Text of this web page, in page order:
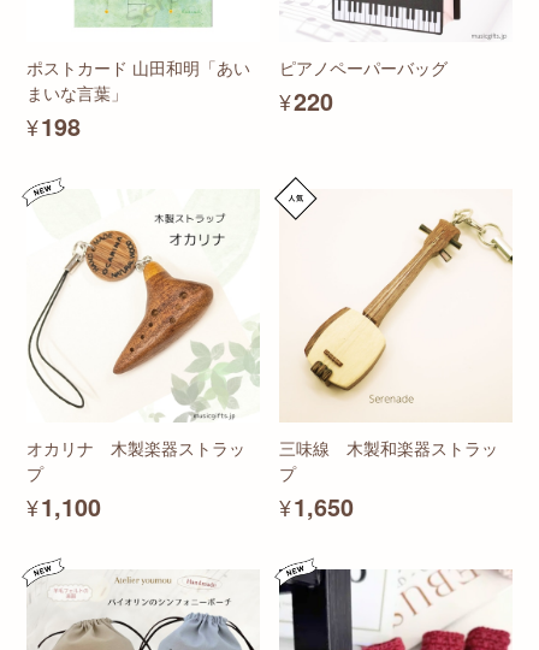
ポストカード 山田和明「あい
まいな言葉」
¥198
ピアノペーパーバッグ
¥220
オカリナ 木製楽器ストラッ
プ
¥1,100
三味線 木製和楽器ストラッ
プ
¥1,650